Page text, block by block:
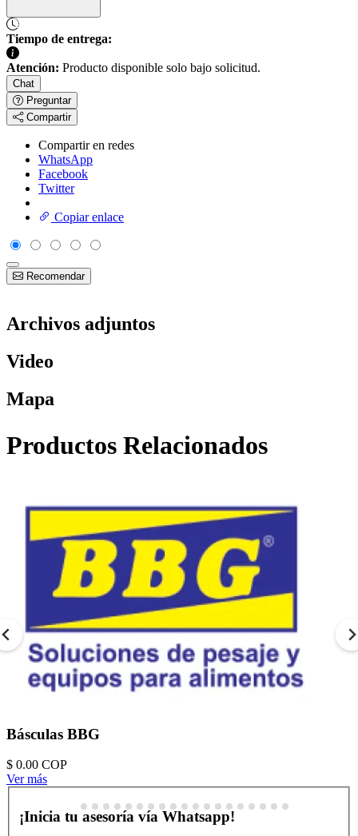
Tiempo de entrega:
Atención: Producto disponible solo bajo solicitud.
Chat
Preguntar
Compartir
Compartir en redes
WhatsApp
Facebook
Twitter
Copiar enlace
Recomendar
Archivos adjuntos
Video
Mapa
Productos Relacionados
Básculas BBG
$ 0.00 COP
Ver más
¡Inicia tu asesoría vía Whatsapp!